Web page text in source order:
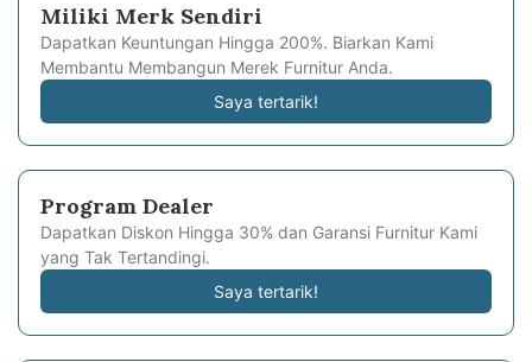
Miliki Merk Sendiri
Dapatkan Keuntungan Hingga 200%. Biarkan Kami
Membantu Membangun Merek Furnitur Anda.
Saya tertarik!
Program Dealer
Dapatkan Diskon Hingga 30% dan Garansi Furnitur Kami
yang Tak Tertandingi.
Saya tertarik!